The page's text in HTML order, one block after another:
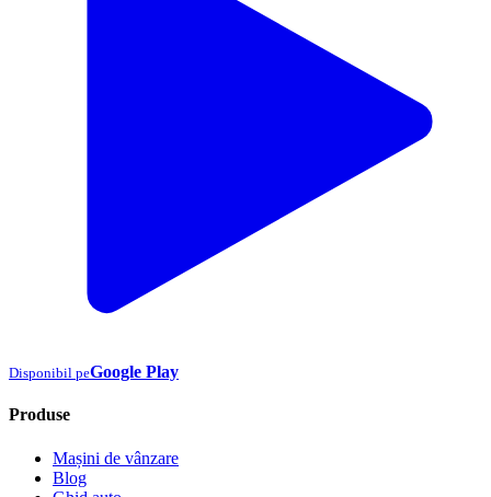
Disponibil peGoogle Play
Produse
Mașini de vânzare
Blog